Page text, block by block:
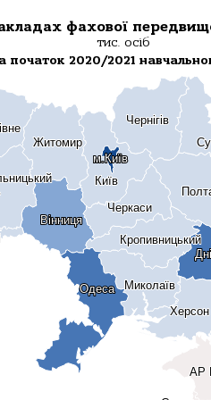
фахової
тис. осіб
початок 2020/2021
АР
АР
Вінниця
Вінниця
Житомир
Житомир
Київ
Київ
Кропивницький
Кропивницький
Миколаїв
Миколаїв
Одеса
Одеса
Херсон
Херсон
Черкаси
Черкаси
Чернігів
Чернігів
м.Київ
м.Київ